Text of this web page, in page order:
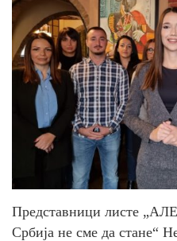
Представници листе
Србија не сме да стане“